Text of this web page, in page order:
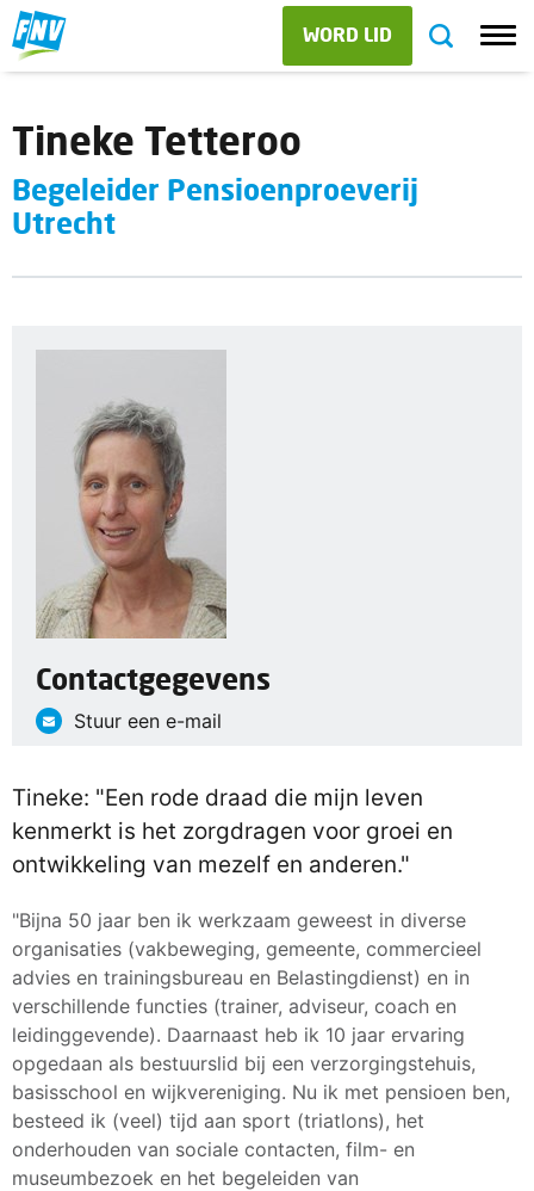
WORD LID
Tineke Tetteroo
Begeleider Pensioenproeverij
Utrecht
Contactgegevens
Stuur een e-mail
Tineke: "Een rode draad die mijn leven
kenmerkt is het zorgdragen voor groei en
ontwikkeling van mezelf en anderen."
"Bijna 50 jaar ben ik werkzaam geweest in diverse
organisaties (vakbeweging, gemeente, commercieel
advies en trainingsbureau en Belastingdienst) en in
verschillende functies (trainer, adviseur, coach en
leidinggevende). Daarnaast heb ik 10 jaar ervaring
opgedaan als bestuurslid bij een verzorgingstehuis,
basisschool en wijkvereniging. Nu ik met pensioen ben,
besteed ik (veel) tijd aan sport (triatlons), het
onderhouden van sociale contacten, film- en
museumbezoek en het begeleiden van